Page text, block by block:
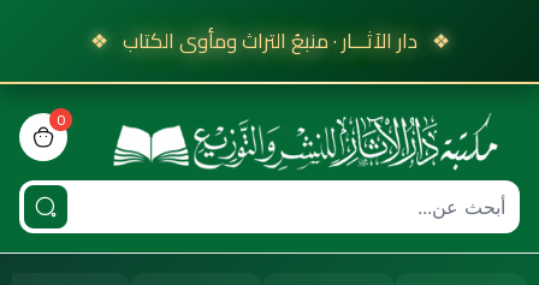
❖ دار الآثـــار · منبعُ التراث ومأوى الكتاب ❖
0
bag